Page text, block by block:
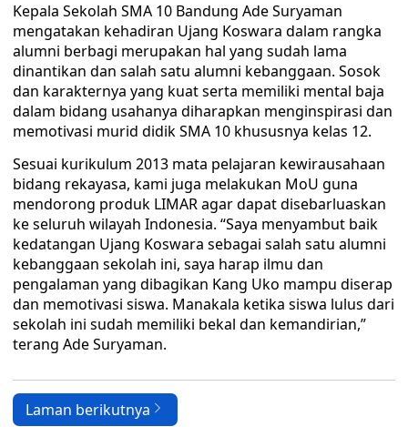
Kepala Sekolah SMA 10 Bandung Ade Suryaman
mengatakan kehadiran Ujang Koswara dalam rangka
alumni berbagi merupakan hal yang sudah lama
dinantikan dan salah satu alumni kebanggaan. Sosok
dan karakternya yang kuat serta memiliki mental baja
dalam bidang usahanya diharapkan menginspirasi dan
memotivasi murid didik SMA 10 khususnya kelas 12.
Sesuai kurikulum 2013 mata pelajaran kewirausahaan
bidang rekayasa, kami juga melakukan MoU guna
mendorong produk LIMAR agar dapat disebarluaskan
ke seluruh wilayah Indonesia. “Saya menyambut baik
kedatangan Ujang Koswara sebagai salah satu alumni
kebanggaan sekolah ini, saya harap ilmu dan
pengalaman yang dibagikan Kang Uko mampu diserap
dan memotivasi siswa. Manakala ketika siswa lulus dari
sekolah ini sudah memiliki bekal dan kemandirian,”
terang Ade Suryaman.
Laman berikutnya